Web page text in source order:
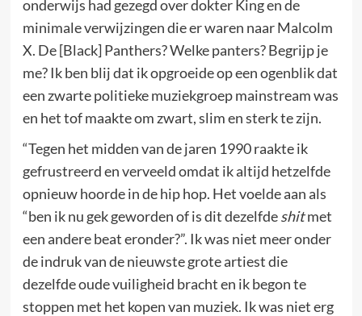
onderwijs had gezegd over dokter King en de
minimale verwijzingen die er waren naar Malcolm
X. De [Black] Panthers? Welke panters? Begrijp je
me? Ik ben blij dat ik opgroeide op een ogenblik dat
een zwarte politieke muziekgroep mainstream was
en het tof maakte om zwart, slim en sterk te zijn.
“Tegen het midden van de jaren 1990 raakte ik
gefrustreerd en verveeld omdat ik altijd hetzelfde
opnieuw hoorde in de hip hop. Het voelde aan als
“ben ik nu gek geworden of is dit dezelfdeshitmet
een andere beat eronder?”. Ik was niet meer onder
de indruk van de nieuwste grote artiest die
dezelfde oude vuiligheid bracht en ik begon te
stoppen met het kopen van muziek. Ik was niet erg